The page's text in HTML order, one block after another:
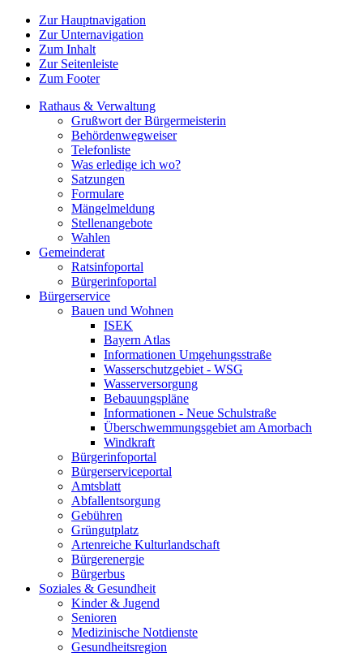
Zur Hauptnavigation
Zur Unternavigation
Zum Inhalt
Zur Seitenleiste
Zum Footer
Rathaus & Verwaltung
Grußwort der Bürgermeisterin
Behördenwegweiser
Telefonliste
Was erledige ich wo?
Satzungen
Formulare
Mängelmeldung
Stellenangebote
Wahlen
Gemeinderat
Ratsinfoportal
Bürgerinfoportal
Bürgerservice
Bauen und Wohnen
ISEK
Bayern Atlas
Informationen Umgehungsstraße
Wasserschutzgebiet - WSG
Wasserversorgung
Bebauungspläne
Informationen - Neue Schulstraße
Überschwemmungsgebiet am Amorbach
Windkraft
Bürgerinfoportal
Bürgerserviceportal
Amtsblatt
Abfallentsorgung
Gebühren
Grüngutplatz
Artenreiche Kulturlandschaft
Bürgerenergie
Bürgerbus
Soziales & Gesundheit
Kinder & Jugend
Senioren
Medizinische Notdienste
Gesundheitsregion